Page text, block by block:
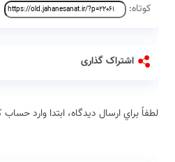
کوتاه:
اشتراک گذاری
لطفاً براي ارسال دیدگاه، ابتدا وارد